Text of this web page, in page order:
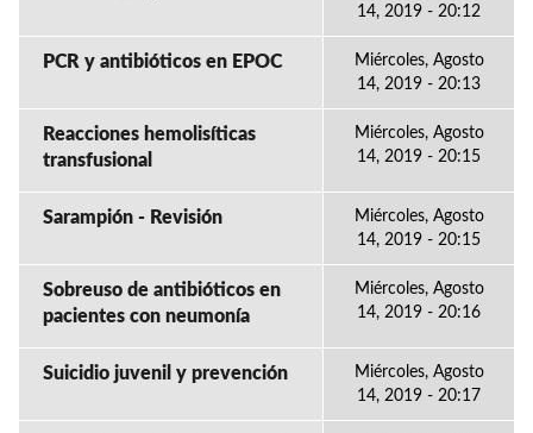
14, 2019 - 20:12
PCR y antibióticos en EPOC
Miércoles, Agosto
14, 2019 - 20:13
Reacciones hemolisíticas
transfusional
Miércoles, Agosto
14, 2019 - 20:15
Sarampión - Revisión
Miércoles, Agosto
14, 2019 - 20:15
Sobreuso de antibióticos en
pacientes con neumonía
Miércoles, Agosto
14, 2019 - 20:16
Suicidio juvenil y prevención
Miércoles, Agosto
14, 2019 - 20:17